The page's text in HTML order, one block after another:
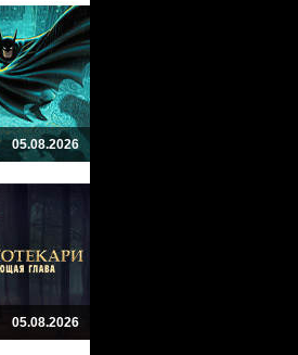
05.08.2026
05.08.2026